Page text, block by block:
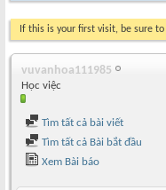
If this is your first visit, be sure
vuvanhoa111985
Học việc
Tìm tất cả bài viết
Tìm tất cả Bài bắt đầu
Xem Bài báo